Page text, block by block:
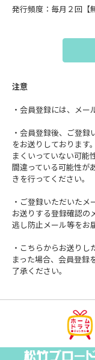
発行頻度：毎月２回【
注意
・会員登録には、メー
・会員登録後、ご登
をお送りしております
まくいっていない可能
間違っている可能性が
きを行ってください。
・ご登録いただいた
お送りする登録確認の
逃し防止メール等をお
・こちらからお送り
まった場合、会員登録
了承ください。